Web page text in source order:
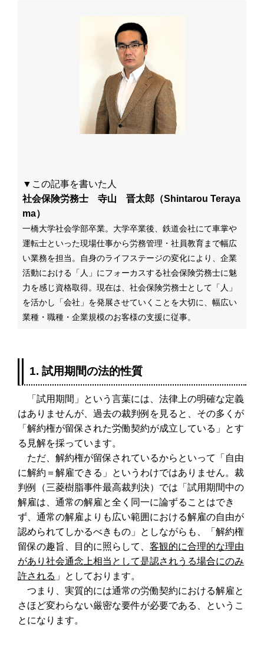
▼この記事を書いた人
社会保険労務士 寺山 晋太郎（Shintarou Teraya
ma）
一橋大学社会学部卒業。大学卒業後、鉄道会社にて車掌や
運転士といった現場仕事から労務管理・社員教育まで幅広
い業務を担当。自身のライフステージの変化により、企業
活動における「人」にフォーカスする社会保険労務士に魅
力を感じ資格取得。 現在は、社会保険労務士として 「人」
を活かし「会社」を発展させていくことを大切に、幅広い
業種・職種・企業規模のお客様の支援に従事。
1. 試用期間の法的性質
「試用期間」という言葉には、法律上の明確な定義
はありませんが、過去の裁判例を見ると、その多くが
「解約権が留保された労働契約が成立している」とす
る見解を採っています。
ただ、解約権が留保されているからといって「自由
に解約＝解雇できる」というわけではありません。裁
判例（三菱樹脂事件最高裁判決）では「試用期間中の
解雇は、通常の解雇と全く同一に論ずることはでき
ず、通常の解雇よりも広い範囲における解雇の自由が
認められてしかるべきもの」としながらも、「解約権
留保の趣旨、目的に照らして、 客観的に合理的な理由
があり社会通念上相当として是認されうる場合にのみ
許される 」としております。
つまり、実質的には通常の労働契約における解雇と
さほど変わらない厳密な要件が必要である、というこ
とになります。